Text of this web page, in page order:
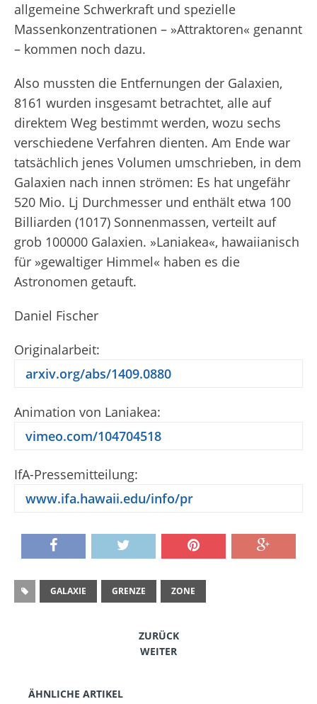
allgemeine Schwerkraft und spezielle
Massenkonzentrationen – »Attraktoren« genannt
– kommen noch dazu.
Also mussten die Entfernungen der Galaxien,
8161 wurden insgesamt betrachtet, alle auf
direktem Weg bestimmt werden, wozu sechs
verschiedene Verfahren dienten. Am Ende war
tatsächlich jenes Volumen umschrieben, in dem
Galaxien nach innen strömen: Es hat ungefähr
520 Mio. Lj Durchmesser und enthält etwa 100
Billiarden (1017) Sonnenmassen, verteilt auf
grob 100000 Galaxien. »Laniakea«, hawaiianisch
für »gewaltiger Himmel« haben es die
Astronomen getauft.
Daniel Fischer
Originalarbeit:
arxiv.org/abs/1409.0880
Animation von Laniakea:
vimeo.com/104704518
IfA-Pressemitteilung:
www.ifa.hawaii.edu/info/pr
GALAXIE GRENZE ZONE
ZURÜCK
WEITER
ÄHNLICHE ARTIKEL